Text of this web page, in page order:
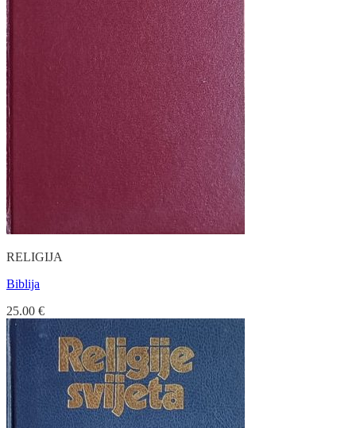
RELIGIJA
Biblija
25.00 €